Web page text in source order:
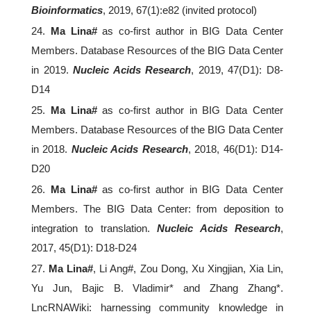
Bioinformatics, 2019, 67(1):e82 (invited protocol)
24. Ma Lina#as co-first author in BIG Data Center
Members. Database Resources of the BIG Data Center
in 2019.Nucleic Acids Research, 2019, 47(D1): D8-
D14
25. Ma Lina#as co-first author in BIG Data Center
Members. Database Resources of the BIG Data Center
in 2018. Nucleic Acids Research, 2018, 46(D1): D14-
D20
26. Ma Lina#as co-first author in BIG Data Center
Members. The BIG Data Center: from deposition to
integration to translation.Nucleic Acids Research,
2017, 45(D1): D18-D24
27. Ma Lina#, Li Ang#, Zou Dong, Xu Xingjian, Xia Lin,
Yu Jun, Bajic B. Vladimir* and Zhang Zhang*.
LncRNAWiki: harnessing community knowledge in